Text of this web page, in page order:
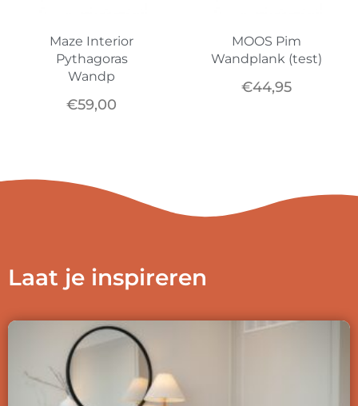
Maze Interior
Pythagoras
Wandp
€59,00
MOOS Pim
Wandplank (test)
€44,95
Laat je inspireren